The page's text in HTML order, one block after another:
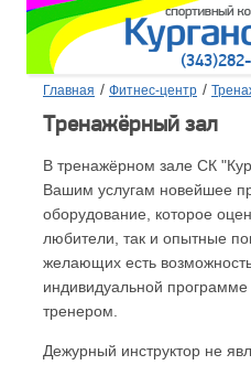
Главная / Фитнес-центр /
Тренажёрный зал
В тренажёрном зале СК
Вашим услугам новейшее
оборудование, которое
любители, так и опытные
желающих есть
индивидуальной
тренером.
Дежурный инструктор не